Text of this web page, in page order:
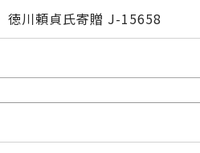
徳川頼貞氏寄贈 J-15658